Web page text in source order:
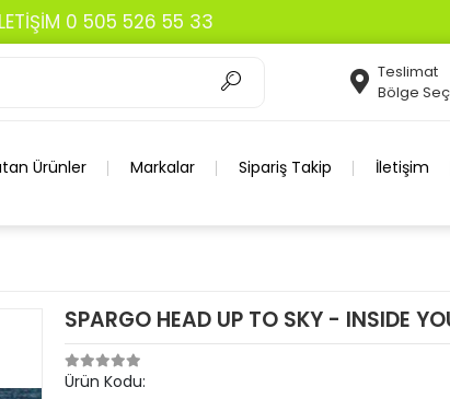
0 505 526 55 33
Teslimat
Bölge
Ürünler Markalar Sipariş Takip İletişim
SPARGO HEAD UP TO SKY - INSIDE
Ürün Kodu: